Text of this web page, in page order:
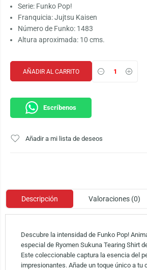
Serie: Funko Pop!
Franquicia: Jujtsu Kaisen
Número de Funko: 1483
Altura aproximada: 10 cms.
AÑADIR AL CARRITO
Escríbenos
Añadir a mi lista de deseos
Descripción Valoraciones (0)
Descubre la intensidad de Funko Pop!
especial de Ryomen Sukuna Tearing Shirt
Este coleccionable captura la esencia del
impresionantes. Añade un toque único a tu